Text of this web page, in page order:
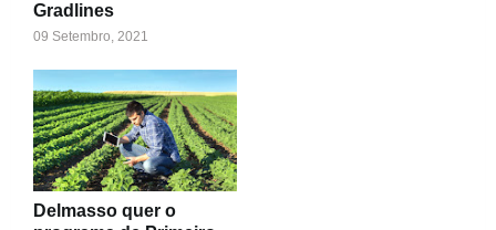
Gradlines
09 Setembro, 2021
Delmasso quer o